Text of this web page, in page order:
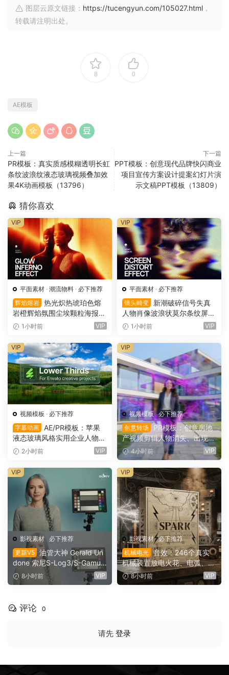
图层云原文链接： https://tucengyun.com/105027.html ，
转载请注明出处。
8 0
AE模板
上一篇
PR模板：真实质感模糊透明长虹
条纹波浪纹液态玻璃视频叠加效
果4K动画模板（13796）
下一篇
PPT模板：创意现代品牌快闪商业
项目宣传方案设计提案幻灯片演
示文稿PPT模板（13809）
猜你喜欢
平面素材 · 潮流物料 · 必下推荐
辉焰熔岩 热光炽热琥珀色熔
岩橙辉焰氛围尘埃颗粒海报封
面设计PSD特效样机 Glow Inf
1小时前 VIP
VIP
平面素材 · 必下推荐
镜头畸变
新潮破碎信号失真
人物肖像波浪状莫尔条纹屏幕
畸变专辑封面音乐海报传单P
ortion Effect（16156）
1小时前 VIP
VIP
视频模板 · 必下推荐
字幕动画
AE/PR模板：苹果
液态玻璃风格实用企业人物宣
传下横栏字幕条文字标题动画
2小时前 VIP
VIP
视频模板·必下推荐
创意转场
PR模板：创意房地
产视频剪辑人物消失、出现电
影转场过渡（16154）
4小时前 VIP
VIP
影视素材 · 必下推荐
更新V5 油管大神 Gerald Un
done 索尼S-Log3/S-Gamut
3.Cine素材色彩还原、监看L
UT调色预设 Gerald Undone
2）
8小时前 VIP
VIP
影视素材·必下推荐
机械电光 音效：246个真实
机械装置放电火花、电弧、嗡
鸣、嗡鸣、机械激活冲击电影
游戏广告音效素材 SoundMor
8小时前 VIP
VIP
评论 0
请先 登录